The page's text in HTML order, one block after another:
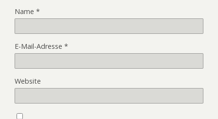
Name *
E-Mail-Adresse *
Website